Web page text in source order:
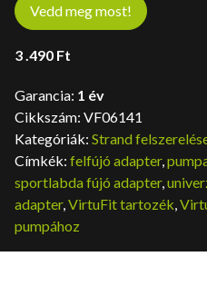
Vedd meg most!
3 .490 Ft
Garancia: 1 év
Cikkszám: VF06141
Kategóriák: Strand
Címkék: felfújó adapter,
sportlabda fújó adapter,
adapter,VirtuFit tartozék,
pumpához